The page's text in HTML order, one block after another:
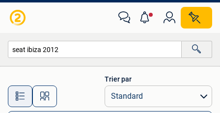
Toutes les distances…
Trier par